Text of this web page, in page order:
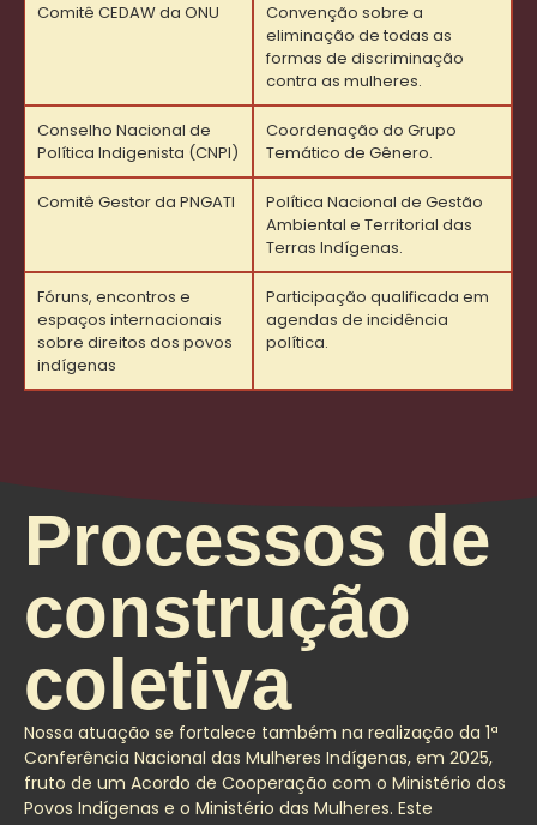
Comitê CEDAW da ONU
Convenção sobre a
eliminação de todas as
formas de discriminação
contra as mulheres.
Conselho Nacional de
Política Indigenista (CNPI)
Coordenação do Grupo
Temático de Gênero.
Comitê Gestor da PNGATI
Política Nacional de Gestão
Ambiental e Territorial das
Terras Indígenas.
Fóruns, encontros e
espaços internacionais
sobre direitos dos povos
indígenas
Participação qualificada em
agendas de incidência
política.
Processos de
construção
coletiva
Nossa atuação se fortalece também na realização da 1ª
Conferência Nacional das Mulheres Indígenas, em 2025,
fruto de um Acordo de Cooperação com o Ministério dos
Povos Indígenas e o Ministério das Mulheres. Este